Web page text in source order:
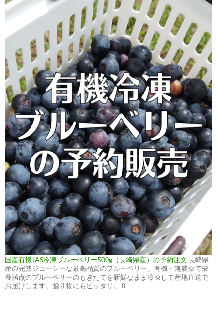
国産有機JAS冷凍ブルーベリー500g（長崎県産）の予約注文 長崎県
産の完熟ジューシーな最高品質のブルーベリー。有機・無農薬で栄
養満点のブルーベリーのもぎたてを新鮮なまま冷凍して産地直送で
お届けします。贈り物にもピッタリ。 0